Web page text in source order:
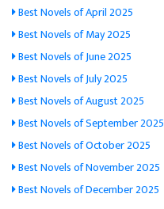
Best Novels of April 2025
Best Novels of May 2025
Best Novels of June 2025
Best Novels of July 2025
Best Novels of August 2025
Best Novels of September 2025
Best Novels of October 2025
Best Novels of November 2025
Best Novels of December 2025